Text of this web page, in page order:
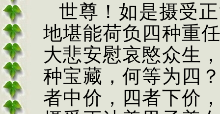
世尊！如是摄受
地堪能荷负四种重
大悲安慰哀愍众生
种宝藏，何等为四
者中价，四者下价